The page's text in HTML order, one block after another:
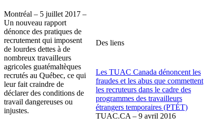
Des liens
Les TUAC Canada dénoncent les
fraudes et les abus que commettent
les recruteurs dans le cadre des
programmes des travailleurs
étrangers temporaires (PTÉT)
TUAC.CA – 9 avril 2016
Montréal – 5 juillet 2017 –
Un nouveau rapport
dénonce des pratiques de
recrutement qui imposent
de lourdes dettes à de
nombreux travailleurs
agricoles guatémaltèques
recrutés au Québec, ce qui
leur fait craindre de
déclarer des conditions de
travail dangereuses ou
injustes.